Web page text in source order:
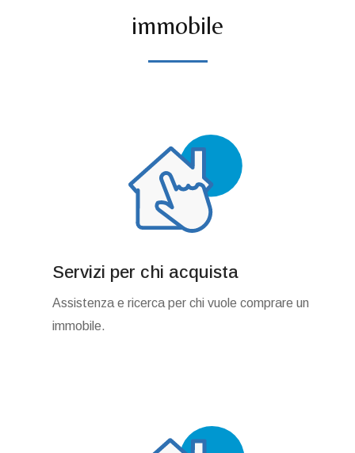
immobile
Servizi per chi acquista
Assistenza e ricerca per chi vuole comprare un
immobile.